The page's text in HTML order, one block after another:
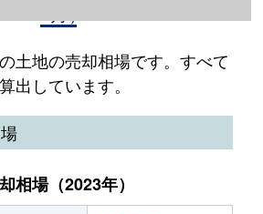
土地の売却相場です。すべて
出しています。
相場（2023年）